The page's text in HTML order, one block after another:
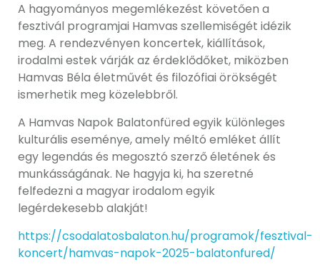
A hagyományos megemlékezést követően a
fesztivál programjai Hamvas szellemiségét idézik
meg. A rendezvényen koncertek, kiállítások,
irodalmi estek várják az érdeklődőket, miközben
Hamvas Béla életművét és filozófiai örökségét
ismerhetik meg közelebbről.
A Hamvas Napok Balatonfüred egyik különleges
kulturális eseménye, amely méltó emléket állít
egy legendás és megosztó szerző életének és
munkásságának. Ne hagyja ki, ha szeretné
felfedezni a magyar irodalom egyik
legérdekesebb alakját!
https://csodalatosbalaton.hu/programok/fesztival-
koncert/hamvas-napok-2025-balatonfured/